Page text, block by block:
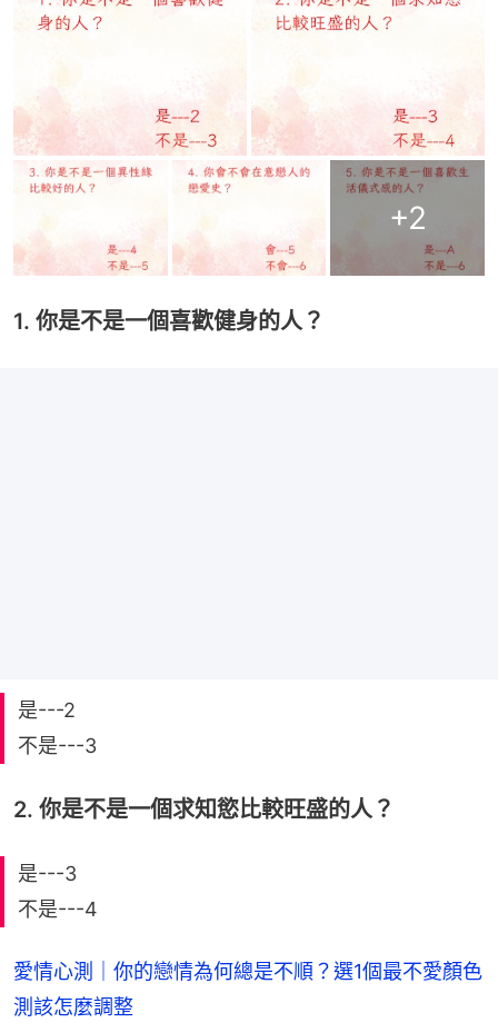
+2
1. 你是不是一個喜歡健身的人？
是---2
不是---3
2. 你是不是一個求知慾比較旺盛的人？
是---3
不是---4
愛情心測｜你的戀情為何總是不順？選1個最不愛顏色
測該怎麼調整